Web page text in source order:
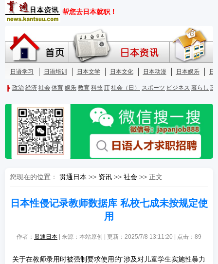
您现在的位置： 贯通日本 >> 资讯 >> 社会 >> 正文
日本性侵记录教师数据库 私校七成未按规定使
用
作者： 贯通日本 | 来源：本站原创 | 更新：2025/7/8 13:11:20 | 点击： 89
关于在教师录用时被强制要求使用的“涉及对儿童学生实施性暴力